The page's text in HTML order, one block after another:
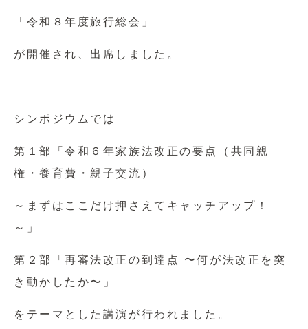
「令和８年度旅行総会」
が開催され、出席しました。
シンポジウムでは
第１部「令和６年家族法改正の要点（共同親
権・養育費・親子交流）
～まずはここだけ押さえてキャッチアップ！
～」
第２部「再審法改正の到達点 〜何が法改正を突
き動かしたか〜」
をテーマとした講演が行われました。